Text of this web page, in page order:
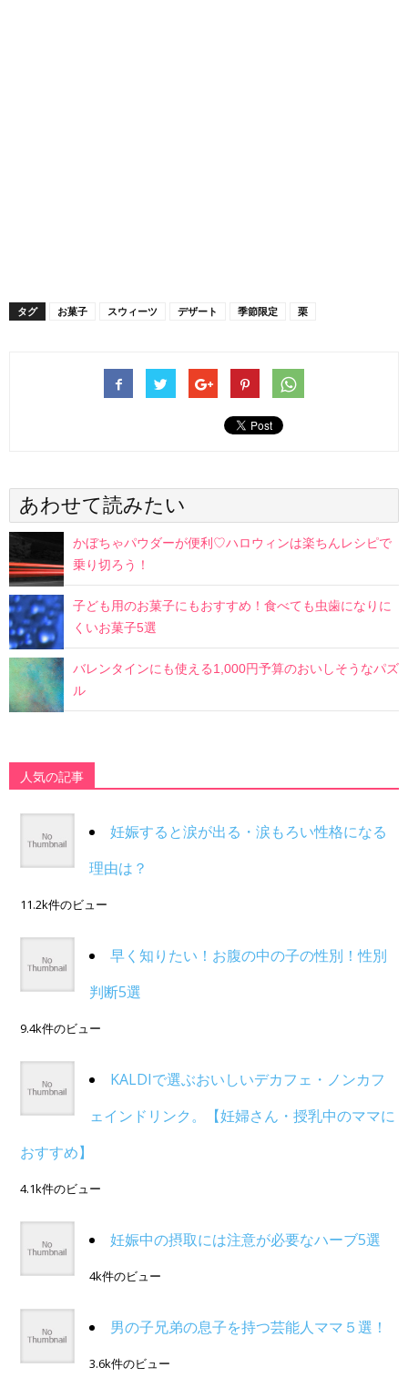
タグ お菓子 スウィーツ デザート 季節限定 栗
あわせて読みたい
かぼちゃパウダーが便利♡ハロウィンは楽ちんレシピで
乗り切ろう！
子ども用のお菓子にもおすすめ！食べても虫歯になりに
くいお菓子5選
バレンタインにも使える1,000円予算のおいしそうなパズ
ル
人気の記事
妊娠すると涙が出る・涙もろい性格になる
理由は？
11.2k件のビュー
早く知りたい！お腹の中の子の性別！性別
判断5選
9.4k件のビュー
KALDIで選ぶおいしいデカフェ・ノンカフ
ェインドリンク。【妊婦さん・授乳中のママに
おすすめ】
4.1k件のビュー
妊娠中の摂取には注意が必要なハーブ5選
4k件のビュー
男の子兄弟の息子を持つ芸能人ママ５選！
3.6k件のビュー